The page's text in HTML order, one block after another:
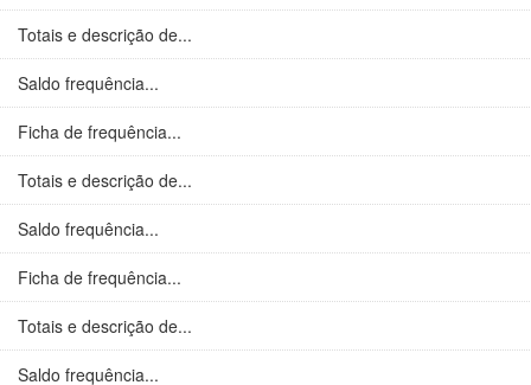
Totais e descrição de...
Saldo frequência...
Ficha de frequência...
Totais e descrição de...
Saldo frequência...
Ficha de frequência...
Totais e descrição de...
Saldo frequência...